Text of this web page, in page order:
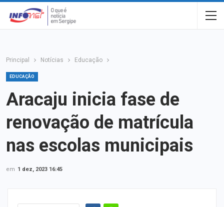
Principal Notícias Educação
EDUCAÇÃO
Aracaju inicia fase de
renovação de matrícula
nas escolas municipais
em 1 dez, 2023 16:45